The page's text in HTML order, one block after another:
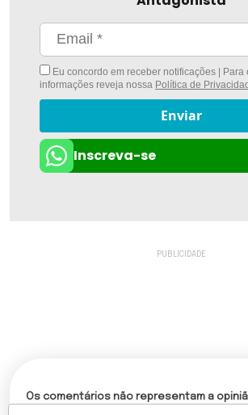
Eu concordo em receber notificações | Para
informações reveja nossa Política de
Enviar
Inscreva-se
Os comentários não representam a